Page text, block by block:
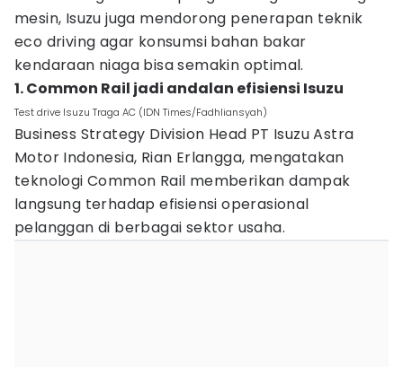
mesin, Isuzu juga mendorong penerapan teknik
eco driving agar konsumsi bahan bakar
kendaraan niaga bisa semakin optimal.
1. Common Rail jadi andalan efisiensi Isuzu
Test drive Isuzu Traga AC (IDN Times/Fadhliansyah)
Business Strategy Division Head PT Isuzu Astra
Motor Indonesia, Rian Erlangga, mengatakan
teknologi Common Rail memberikan dampak
langsung terhadap efisiensi operasional
pelanggan di berbagai sektor usaha.